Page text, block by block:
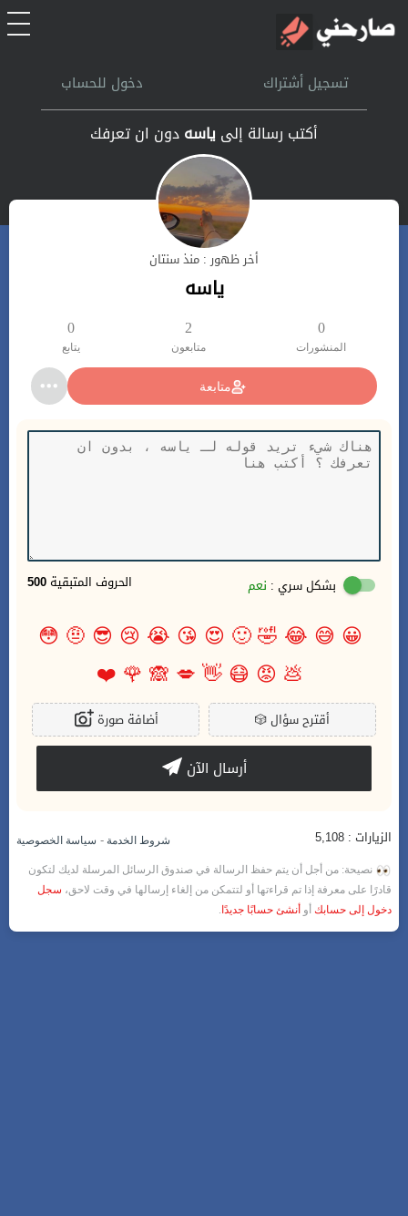
الرئيسيةتسجيل أشتراك دخول للحساب
أكتب رسالة إلىياسهدون ان تعرفك
أخر ظهور : منذ سنتان
ياسه
0
المنشورات
2
متابعون
0
يتابع
متابعة
500 الحروف المتبقية بشكل سري : نعم
😀
😅
😂
🤣
🙂
😍
😘
😭
😢
😎
🤨
😳
💩
😡
😷
👋
💋
🙈
🌹
❤️
🎲أقترح سؤال أضافة صورة
أرسال الآن
الزيارات : 5,108 شروط الخدمة - سياسة الخصوصية
نصيحة: من أجل أن يتم حفظ الرسالة في صندوق الرسائل المرسلة لديك لتكون
قادرًا على معرفة إذا تم قراءتها أو لتتمكن من إلغاء إرسالها في وقت لاحق، سجل
دخول إلى حسابك أو أنشئ حسابًا جديدًا .